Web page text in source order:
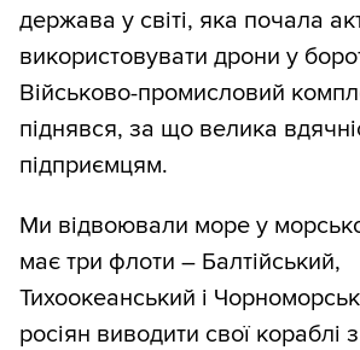
держава у світі, яка почала
використовувати дрони у
Військово-промисловий
піднявся, за що велика
підприємцям.
Ми відвоювали море у
має три флоти – Балтійський,
Тихоокеанський і
росіян виводити свої кораблі